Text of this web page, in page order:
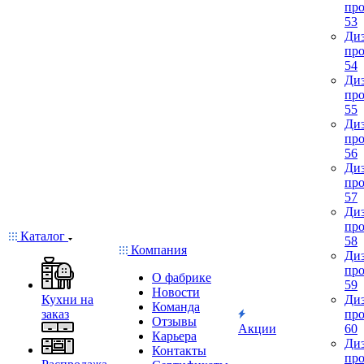
Каталог
Кухни на
заказ
Компания
О фабрике
Новости
Команда
Отзывы
Карьера
Контакты
Акции
53
54
55
56
57
58
59
60